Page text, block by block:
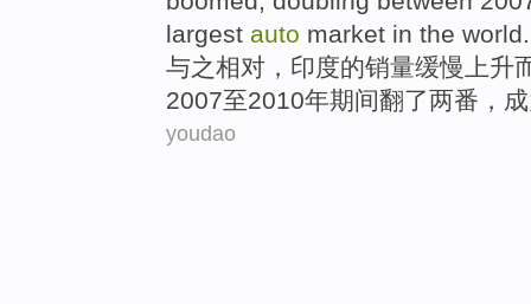
largest auto market in the world
与之相对， 印度的销量缓慢 上升
2007至2010年期间翻了两番，
youdao